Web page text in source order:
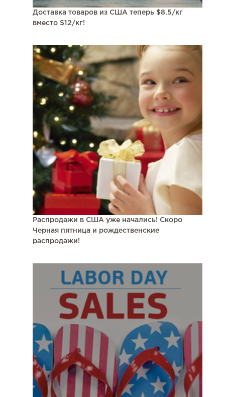
Доставка товаров из США теперь $8.5/кг
вместо $12/кг!
Распродажи в США уже начались! Скоро
Черная пятница и рождественские
распродажи!